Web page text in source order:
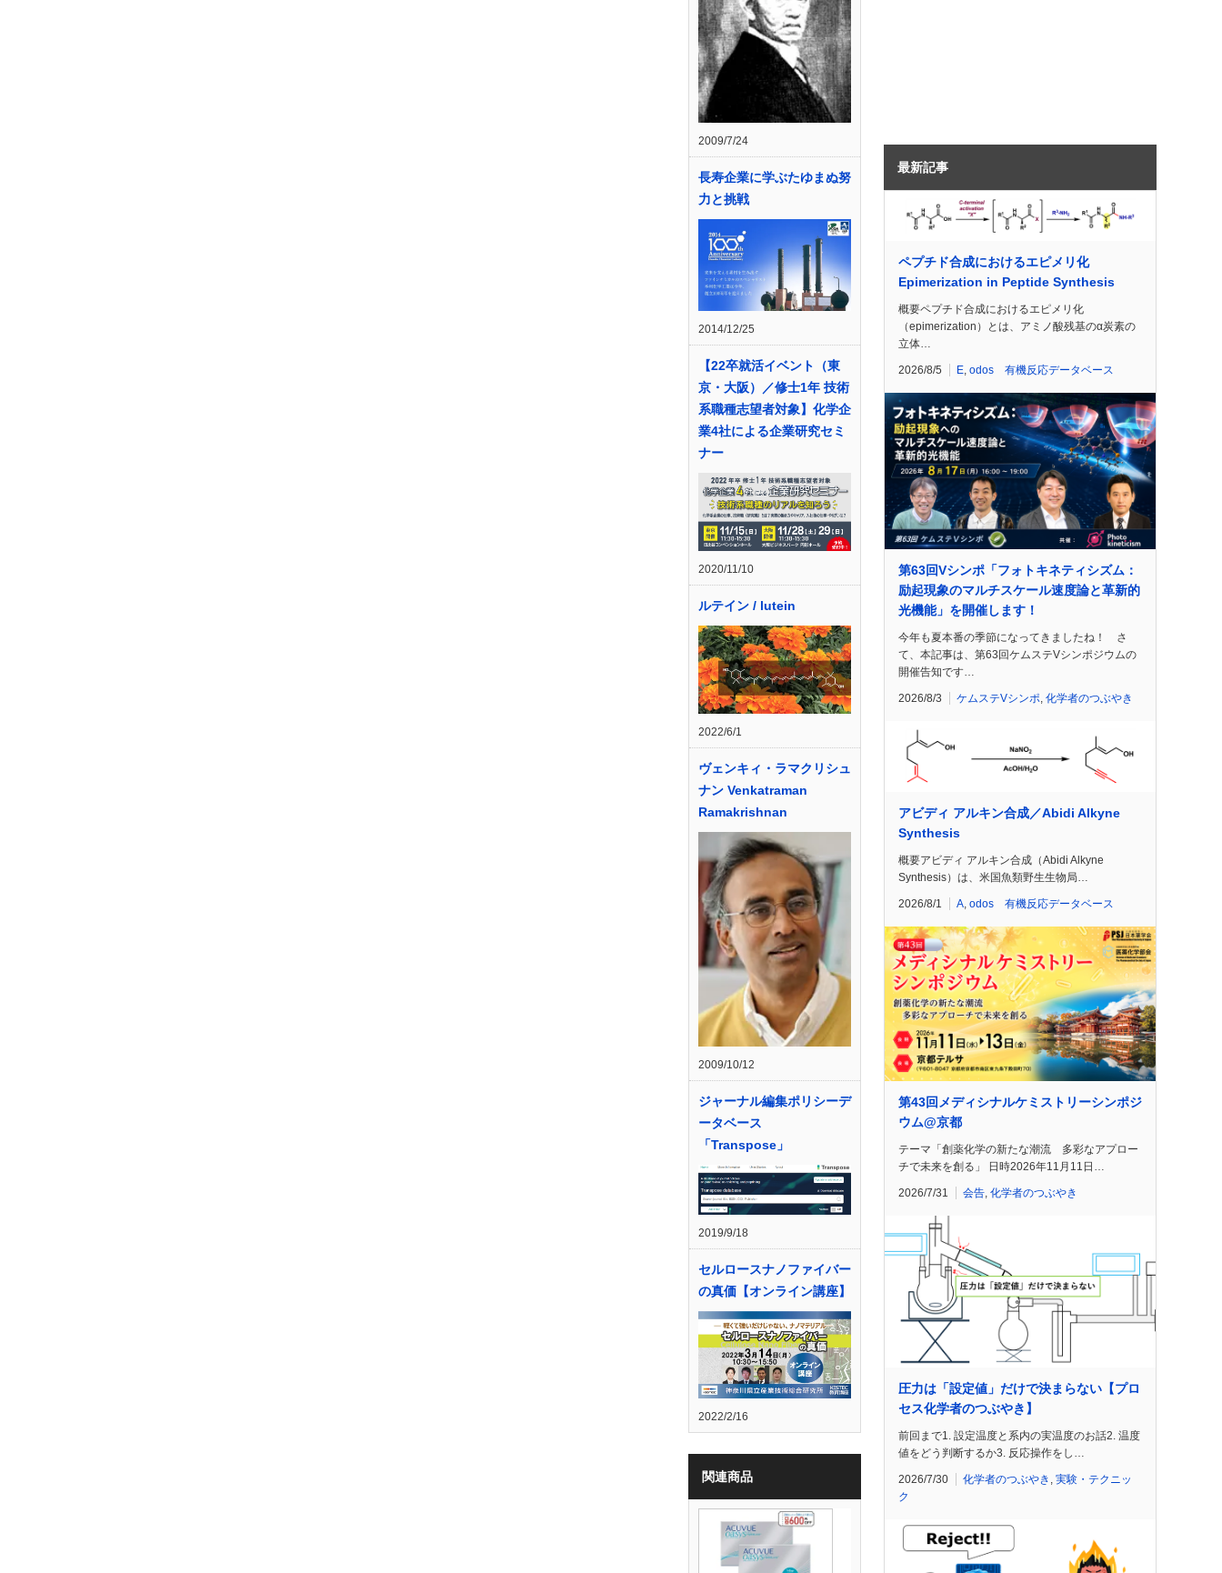
2009/7/24
長寿企業に学ぶたゆまぬ努
力と挑戦
2014/12/25
【22卒就活イベント（東
京・大阪）／修士1年 技術
系職種志望者対象】化学企
業4社による企業研究セミ
ナー
2020/11/10
ルテイン / lutein
2022/6/1
ヴェンキィ・ラマクリシュ
ナン Venkatraman
Ramakrishnan
2009/10/12
ジャーナル編集ポリシーデ
ータベース
「Transpose」
2019/9/18
セルロースナノファイバー
の真価【オンライン講座】
2022/2/16
関連商品
最新記事
ペプチド合成におけるエピメリ化
Epimerization in Peptide Synthesis
概要ペプチド合成におけるエピメリ化
（epimerization）とは、アミノ酸残基のα炭素の
立体…
2026/8/5 E, odos 有機反応データベース
第63回Vシンポ「フォトキネティシズム：
励起現象のマルチスケール速度論と革新的
光機能」を開催します！
今年も夏本番の季節になってきましたね！ さ
て、本記事は、第63回ケムステVシンポジウムの
開催告知です…
2026/8/3 ケムステVシンポ 化学者のつぶやき
アビディ アルキン合成／Abidi Alkyne
Synthesis
概要アビディ アルキン合成（Abidi Alkyne
Synthesis）は、米国魚類野生生物局…
2026/8/1 A odos 有機反応データベース
第43回メディシナルケミストリーシンポジ
ウム@京都
テーマ「創薬化学の新たな潮流 多彩なアプロー
チで未来を創る」 日時2026年11月11日…
2026/7/31 会告, 化学者のつぶやき
圧力は「設定値」だけで決まらない【プロ
セス化学者のつぶやき】
前回まで1. 設定温度と系内の実温度のお話2. 温度
値をどう判断するか3. 反応操作をし…
2026/7/30 化学者のつぶやき , 実験・テクニッ
ク